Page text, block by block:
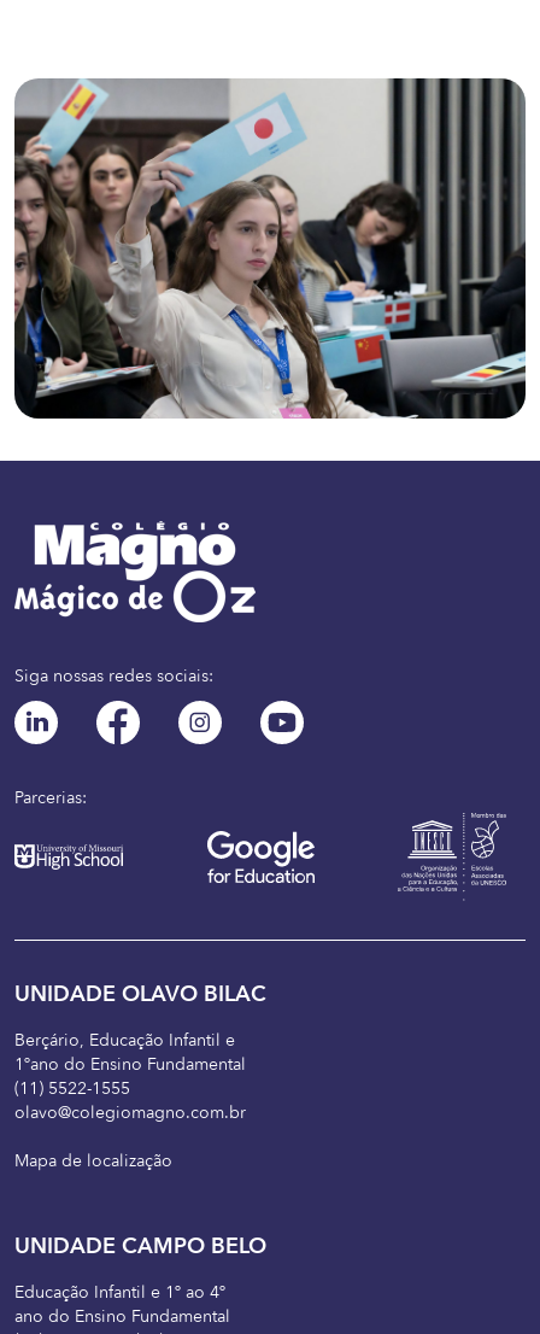
UNIDADE OLAVO BILAC
Berçário, Educação Infantil e
1ºano do Ensino Fundamental
(11) 5522-1555
olavo@colegiomagno.com.br
Mapa de localização
UNIDADE CAMPO BELO
Educação Infantil e 1º ao 4º
ano do Ensino Fundamental
Siga nossas redes sociais:
Parcerias: